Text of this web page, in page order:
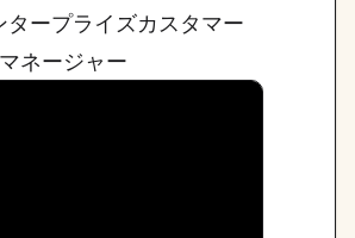
ープライズカスタマー
ネージャー